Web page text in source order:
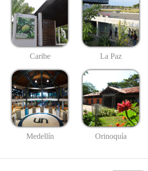
Caribe La Paz
Medellín Orinoquía